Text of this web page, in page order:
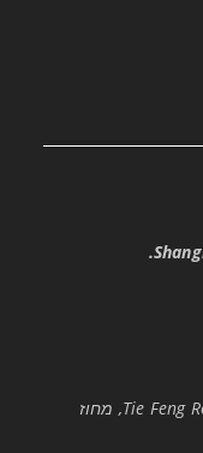
הוסף: מפעל מס' 6, מס' 477 Tie Feng Road, מחוז